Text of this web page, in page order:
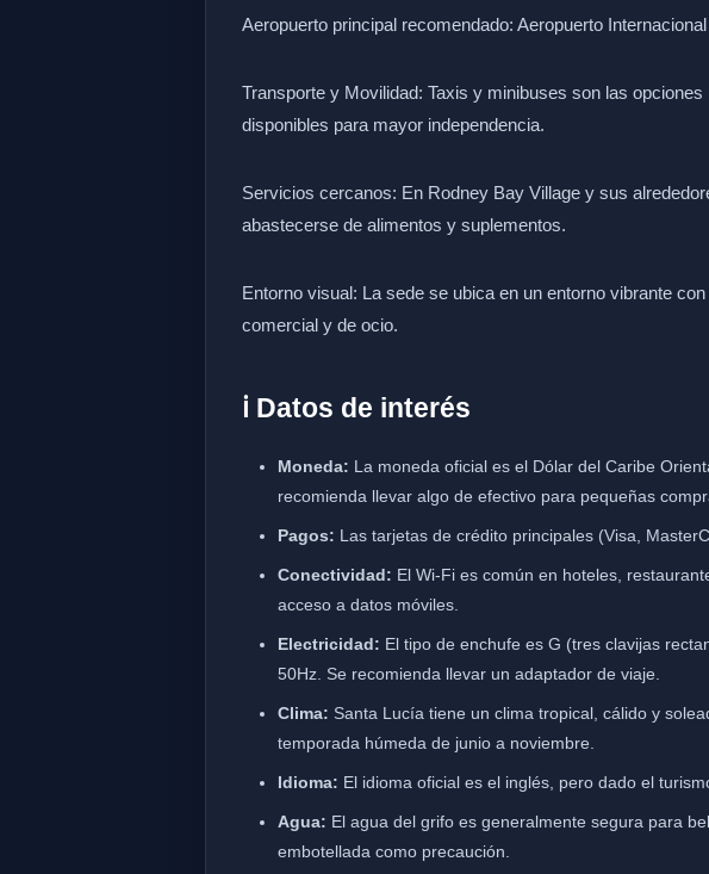
Aeropuerto principal recomendado: Aeropuerto
Transporte y Movilidad: Taxis y minibuses son las
disponibles para mayor independencia.
Servicios cercanos: En Rodney Bay Village y sus
abastecerse de alimentos y suplementos.
Entorno visual: La sede se ubica en un entorno vibrante
comercial y de ocio.
ℹ️ Datos de interés
Moneda: La moneda oficial es el Dólar del Caribe
recomienda llevar algo de efectivo para pequeñas
Pagos: Las tarjetas de crédito principales (Visa,
Conectividad: El Wi-Fi es común en hoteles,
acceso a datos móviles.
Electricidad: El tipo de enchufe es G (tres clavijas
50Hz. Se recomienda llevar un adaptador de viaje.
Clima: Santa Lucía tiene un clima tropical, cálido y
temporada húmeda de junio a noviembre.
Idioma: El idioma oficial es el inglés, pero dado el
Agua: El agua del grifo es generalmente segura para
embotellada como precaución.